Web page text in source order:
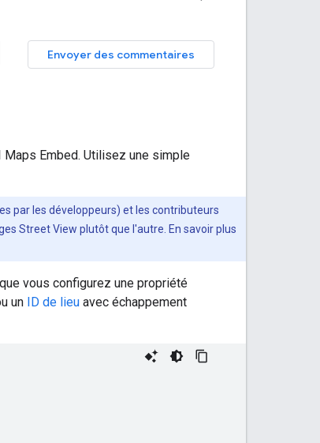
Envoyer des commentaires
Maps Embed. Utilisez une simple
par les développeurs) et les contributeurs
Street View plutôt que l'autre. En savoir plus
vous configurez une propriété
un ID de lieu avec échappement